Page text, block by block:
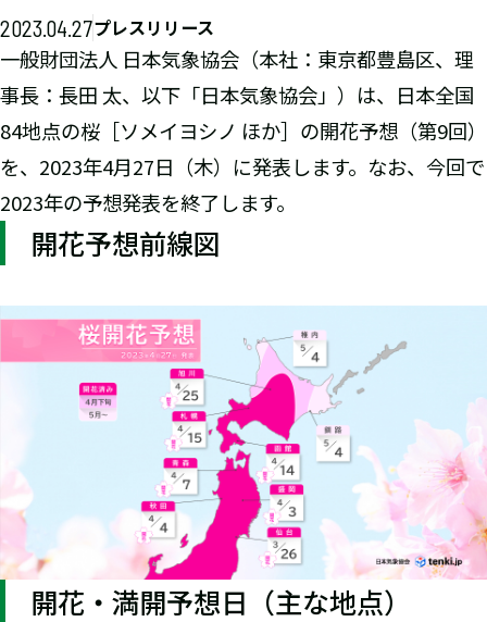
2023.04.27プレスリリース
一般財団法人 日本気象協会（本社：東京都豊島区、理
事長：長田 太、以下「日本気象協会」）は、日本全国
84地点の桜［ソメイヨシノ ほか］の開花予想（第9回）
を、2023年4月27日（木）に発表します。なお、今回で
2023年の予想発表を終了します。
開花予想前線図
開花・満開予想日（主な地点）